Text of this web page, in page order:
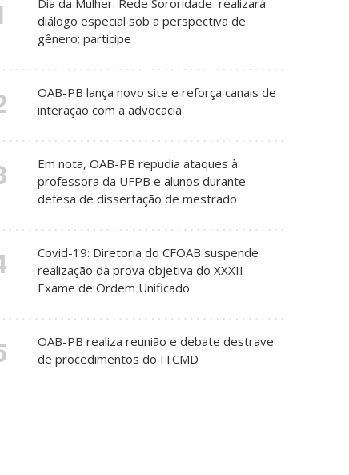
Dia da Mulher: Rede Sororidade realizará
diálogo especial sob a perspectiva de
gênero; participe
OAB-PB lança novo site e reforça canais de
interação com a advocacia
Em nota, OAB-PB repudia ataques à
professora da UFPB e alunos durante
defesa de dissertação de mestrado
Covid-19: Diretoria do CFOAB suspende
realização da prova objetiva do XXXII
Exame de Ordem Unificado
OAB-PB realiza reunião e debate destrave
de procedimentos do ITCMD